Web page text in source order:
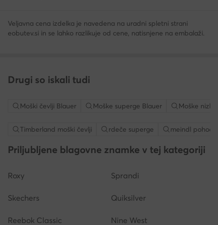
Veljavna cena izdelka je navedena na uradni spletni strani
eobutev.si in se lahko razlikuje od cene, natisnjene na embalaži.
Drugi so iskali tudi
Moški čevlji Blauer Moške superge Blauer Moške
Timberland moški čevlji rdeče superge meindl
Priljubljene blagovne znamke v tej kategoriji
Roxy Sprandi
Skechers Quiksilver
Reebok Classic Nine West